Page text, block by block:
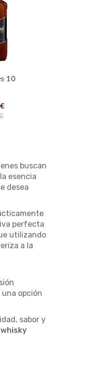
10
buscan
esencia
desea
perfecta
utilizando
a la
opción
sabor y
whisky